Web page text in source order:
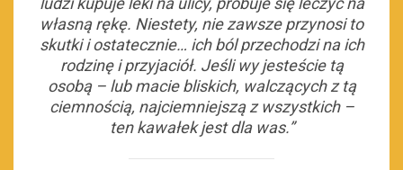
własną rękę. Niestety, nie zawsze przynosi to
skutki i ostatecznie… ich ból przechodzi na ich
rodzinę i przyjaciół. Jeśli wy jesteście tą
osobą – lub macie bliskich, walczących z tą
ciemnością, najciemniejszą z wszystkich –
ten kawałek jest dla was.”